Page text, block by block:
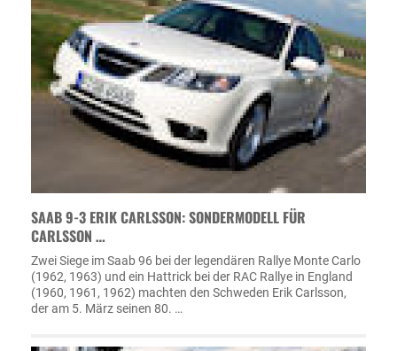
SAAB 9-3 ERIK CARLSSON: SONDERMODELL FÜR
CARLSSON …
Zwei Siege im Saab 96 bei der legendären Rallye Monte Carlo
(1962, 1963) und ein Hattrick bei der RAC Rallye in England
(1960, 1961, 1962) machten den Schweden Erik Carlsson,
der am 5. März seinen 80. …